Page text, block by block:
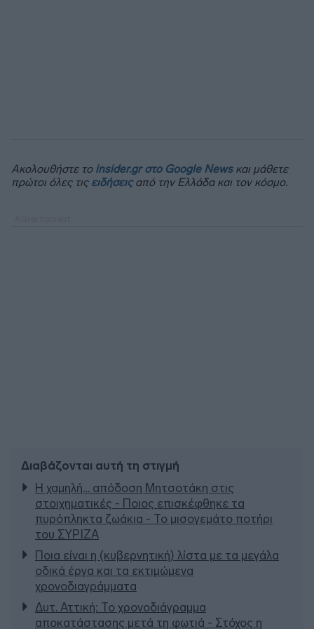
Ακολουθήστε το insider.gr στο Google Newsκαι μάθετε
πρώτοι όλες τις ειδήσειςαπό την Ελλάδα και τον κόσμο.
Διαβάζονται αυτή τη στιγμή
Η χαμηλή… απόδοση Μητσοτάκη στις
στοιχηματικές - Ποιος επισκέφθηκε τα
πυρόπληκτα ζωάκια - Το μισογεμάτο ποτήρι
του ΣΥΡΙΖΑ
Ποια είναι η (κυβερνητική) λίστα με τα μεγάλα
οδικά έργα και τα εκτιμώμενα
χρονοδιαγράμματα
Δυτ. Αττική: Το χρονοδιάγραμμα
αποκατάστασης μετά τη φωτιά - Στόχος η